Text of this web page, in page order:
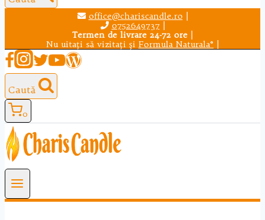
office@chariscandle.ro
0752649737|
Termen de livrare 24-72 ore
Nu uitaţi să vizitaţi şi Formula Naturala®
Caută
0